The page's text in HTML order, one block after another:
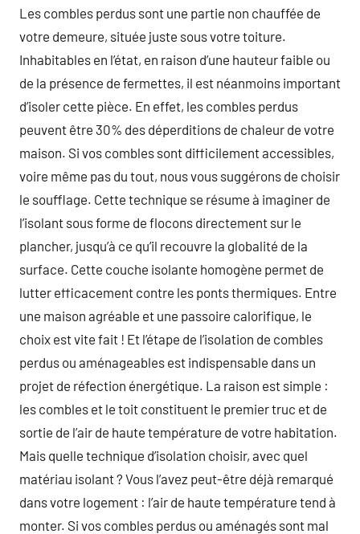
Les combles perdus sont une partie non chauffée de
votre demeure, située juste sous votre toiture.
Inhabitables en l’état, en raison d’une hauteur faible ou
de la présence de fermettes, il est néanmoins important
d’isoler cette pièce. En effet, les combles perdus
peuvent être 30% des déperditions de chaleur de votre
maison. Si vos combles sont difficilement accessibles,
voire même pas du tout, nous vous suggérons de choisir
le soufflage. Cette technique se résume à imaginer de
l’isolant sous forme de flocons directement sur le
plancher, jusqu’à ce qu’il recouvre la globalité de la
surface. Cette couche isolante homogène permet de
lutter efficacement contre les ponts thermiques. Entre
une maison agréable et une passoire calorifique, le
choix est vite fait ! Et l’étape de l’isolation de combles
perdus ou aménageables est indispensable dans un
projet de réfection énergétique. La raison est simple :
les combles et le toit constituent le premier truc et de
sortie de l’air de haute température de votre habitation.
Mais quelle technique d’isolation choisir, avec quel
matériau isolant ? Vous l’avez peut-être déjà remarqué
dans votre logement : l’air de haute température tend à
monter. Si vos combles perdus ou aménagés sont mal